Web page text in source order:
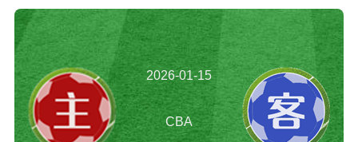
2026-01-15
19:35:00
CBA